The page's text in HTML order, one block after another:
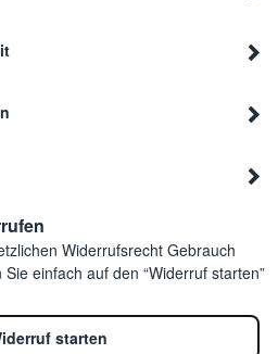
Widerrufsrecht Gebrauch
einfach auf den “Widerruf starten”
starten